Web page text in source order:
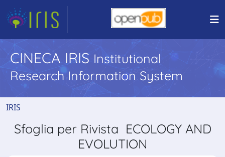
CINECA IRIS Institutional
Research Information System
IRIS
Sfoglia per Rivista ECOLOGY AND
EVOLUTION